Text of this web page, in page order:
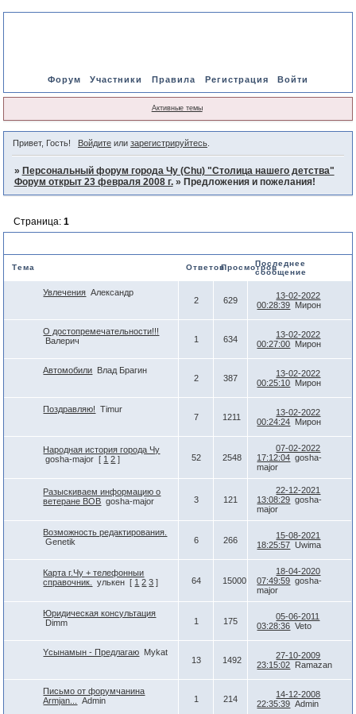
Форум Участники Правила Регистрация Войти
Активные темы
Привет, Гость! Войдитеили зарегистрируйтесь.
» Персональный форум города Чу (Chu) "Столица нашего детства"
Форум открыт 23 февраля 2008 г. » Предложения и пожелания!
Страница: 1
Тема ОтветовПросмотровПоследнее
сообщение
Увлечения Александр
2
629
13-02-2022
00:28:39 Мирон
О достопремечательности!!!
Валерич
1 634
13-02-2022
00:27:00 Мирон
Автомобили
Влад Брагин
2
387
13-02-2022
00:25:10 Мирон
Поздравляю!
Timur
7
1211
13-02-2022
00:24:24 Мирон
Народная история города Чу
gosha-major [ 1 2 ] 52 2548
07-02-2022
17:12:04 gosha-
major
Разыскиваем информацию о
ветеране ВОВ gosha-major 3 121
22-12-2021
13:08:29 gosha-
major
Возможность редактирования.
Genetik
6 266
15-08-2021
18:25:57 Uwima
Карта г.Чу + телефонныи
справочник.
улькен [ 1 2 3 ] 64 15000
18-04-2020
07:49:59 gosha-
major
Юридическая консультация
Dimm
1 175
05-06-2011
03:28:36 Veto
Yсынамын - Предлагаю Mykat
13
1492
27-10-2009
23:15:02
Ramazan
Письмо от форумчанина
Armjan...
Admin 1 214
14-12-2008
22:35:39 Admin